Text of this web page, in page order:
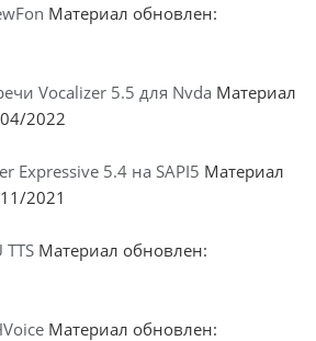
Материал обновлен:
Vocalizer 5.5 для Nvda Материал
2022
Expressive 5.4 на SAPI5 Материал
2021
TTS Материал обновлен:
Материал обновлен: